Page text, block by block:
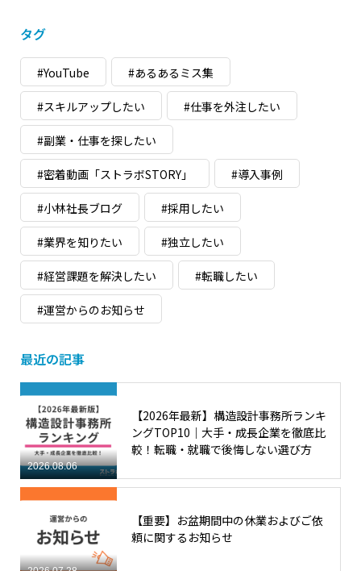
タグ
#YouTube #あるあるミス集
#スキルアップしたい #仕事を外注したい
#副業・仕事を探したい
#密着動画「ストラボSTORY」 #導入事例
#小林社長ブログ #採用したい
#業界を知りたい #独立したい
#経営課題を解決したい #転職したい
#運営からのお知らせ
最近の記事
2026.08.06
【2026年最新】構造設計事務所ランキ
ングTOP10｜大手・成長企業を徹底比
較！転職・就職で後悔しない選び方
【重要】お盆期間中の休業およびご依
頼に関するお知らせ